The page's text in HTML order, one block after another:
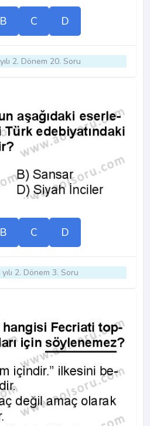
B C D
2. Dönem 20. Soru
B C D
2. Dönem 3. Soru